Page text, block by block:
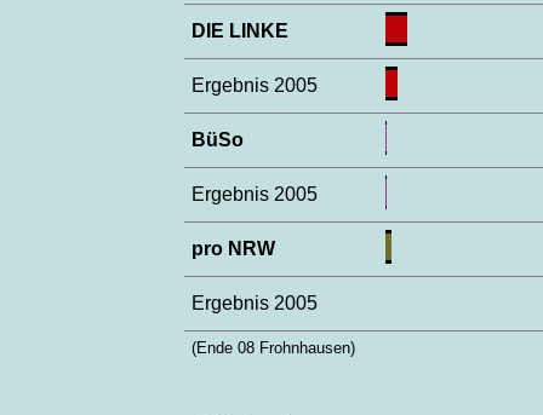
DIE LINKE
Ergebnis 2005
BüSo
Ergebnis 2005
pro NRW
Ergebnis 2005
(Ende 08 Frohnhausen)